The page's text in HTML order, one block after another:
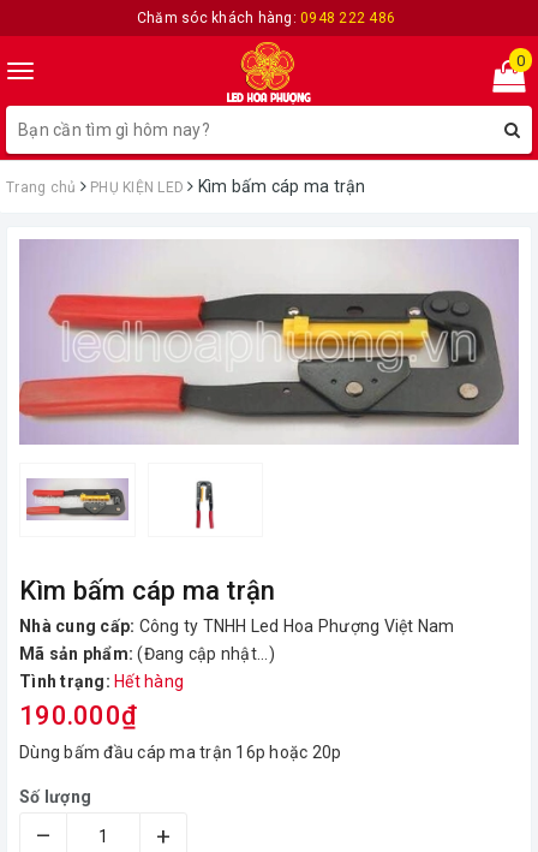
Chăm sóc khách hàng:0948 222 486
Toggle
navigation
0
Trang chủ PHỤ KIỆN LED Kìm bấm cáp ma trận
Kìm bấm cáp ma trận
Nhà cung cấp: Công ty TNHH Led Hoa Phượng Việt Nam
Mã sản phẩm: (Đang cập nhật...)
Tình trạng: Hết hàng
190.000₫
Dùng bấm đầu cáp ma trận 16p hoặc 20p
Số lượng
– +